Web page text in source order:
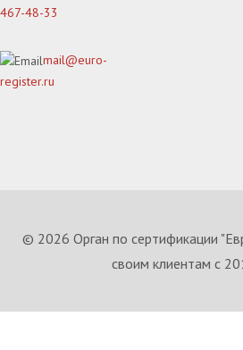
467-48-33
mail@euro-
register.ru
© 2026 Орган по сертификации
своим клиентам с